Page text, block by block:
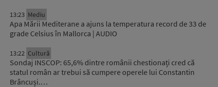
13:23 Mediu
Apa Mării Mediterane a ajuns la temperatura record de 33 de
grade Celsius în Mallorca | AUDIO
13:22 Cultură
Sondaj INSCOP: 65,6% dintre românii chestionați cred că
statul român ar trebui să cumpere operele lui Constantin
Brâncuși.…